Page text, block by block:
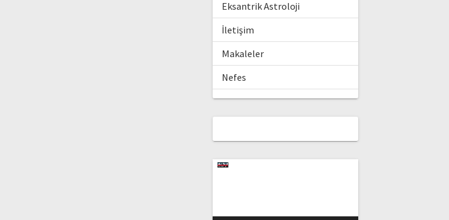
Eksantrik Astroloji
İletişim
Makaleler
Nefes
Video